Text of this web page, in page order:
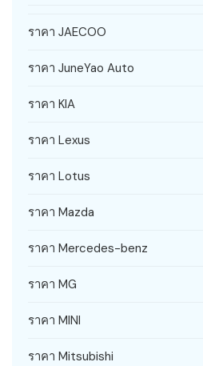
ราคา JAECOO
ราคา JuneYao Auto
ราคา KIA
ราคา Lexus
ราคา Lotus
ราคา Mazda
ราคา Mercedes-benz
ราคา MG
ราคา MINI
ราคา Mitsubishi